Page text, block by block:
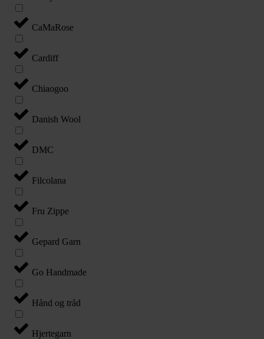
CaMaRose
Cardiff
Chiaogoo
Danish Wool
DMC
Filcolana
Fru Zippe
Gepard Garn
Go Handmade
Hånd og tråd
Hjertegarn